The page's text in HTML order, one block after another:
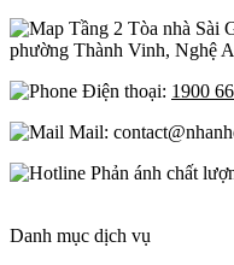
Tầng 2 Tòa nhà Sài
phường Thành Vinh, Nghệ
Điện thoại: 1900
Mail:
Phản ánh chất
Danh mục dịch vụ